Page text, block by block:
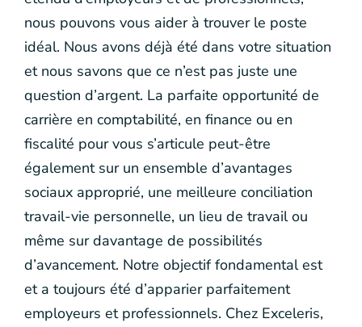
nous pouvons vous aider à trouver le poste
idéal. Nous avons déjà été dans votre situation
et nous savons que ce n’est pas juste une
question d’argent. La parfaite opportunité de
carrière en comptabilité, en finance ou en
fiscalité pour vous s’articule peut-être
également sur un ensemble d’avantages
sociaux approprié, une meilleure conciliation
travail-vie personnelle, un lieu de travail ou
même sur davantage de possibilités
d’avancement. Notre objectif fondamental est
et a toujours été d’apparier parfaitement
employeurs et professionnels. Chez Exceleris,